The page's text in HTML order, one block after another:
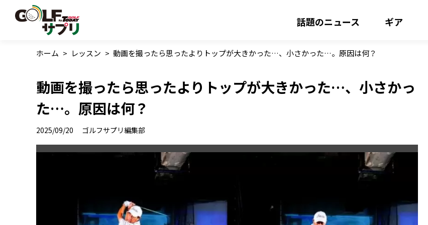
話題のニュース ギア
ホーム > レッスン > 動画を撮ったら思ったよりトップが大きかった…、小さかった…。原因は何？
動画を撮ったら思ったよりトップが大きかった…、小さかっ
た…。原因は何？
2025/09/20 ゴルフサプリ編集部